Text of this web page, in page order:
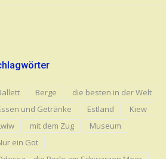
Berge
die besten in der Welt
und Getränke
Estland
Kiew
mit dem Zug
Museum
ein Got